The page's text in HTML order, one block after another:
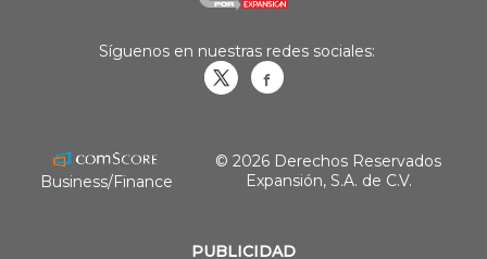
PUBLICIDAD
Síguenos en nuestras redes sociales:
Business/Finance
© 2026 Derechos Reservados
Expansión, S.A. de C.V.